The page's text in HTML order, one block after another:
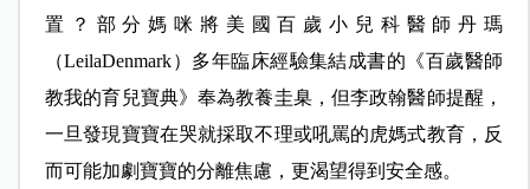
置？部分媽咪將美國百歲小兒科醫師丹瑪
（LeilaDenmark）多年臨床經驗集結成書的《百歲醫師
教我的育兒寶典》奉為教養圭臬，但李政翰醫師提醒，
一旦發現寶寶在哭就採取不理或吼罵的虎媽式教育，反
而可能加劇寶寶的分離焦慮，更渴望得到安全感。